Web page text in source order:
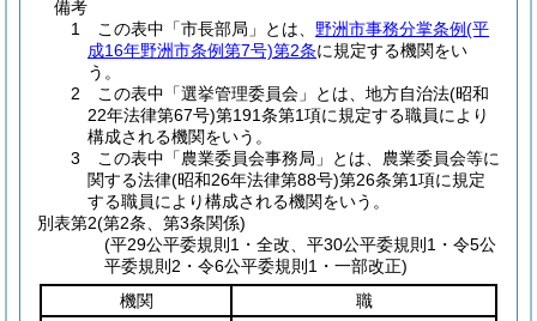
備考
1 この表中「市長部局」とは、 野洲市事務分掌条例(平
成16年野洲市条例第7号)第2条に規定する機関をい
う。
2 この表中「選挙管理委員会」とは、地方自治法(昭和
22年法律第67号)第191条第1項に規定する職員により
構成される機関をいう。
3 この表中「農業委員会事務局」とは、農業委員会等に
関する法律(昭和26年法律第88号)第26条第1項に規定
する職員により構成される機関をいう。
別表第2(第2条、第3条関係)
(平29公平委規則1・全改、平30公平委規則1・令5公
平委規則2・令6公平委規則1・一部改正)
機関
職